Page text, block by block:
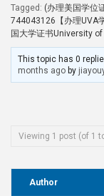
Tagged: (办理美国学位
744043126【办理UVA
国大学证书University
This topic has 0
months ago by
Viewing 1 post (of 1
Author